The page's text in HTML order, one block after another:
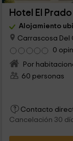
Hotel El
Alojamiento
Carrascosa Del
0
Por
60 personas
Contacto
Cancelación 30